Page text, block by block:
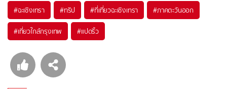
#ฉะเชิงเทรา #ทริป #ที่เที่ยวฉะเชิงเทรา #ภาคตะวันออก
#เที่ยวใกล้กรุงเทพ #แปดริ้ว